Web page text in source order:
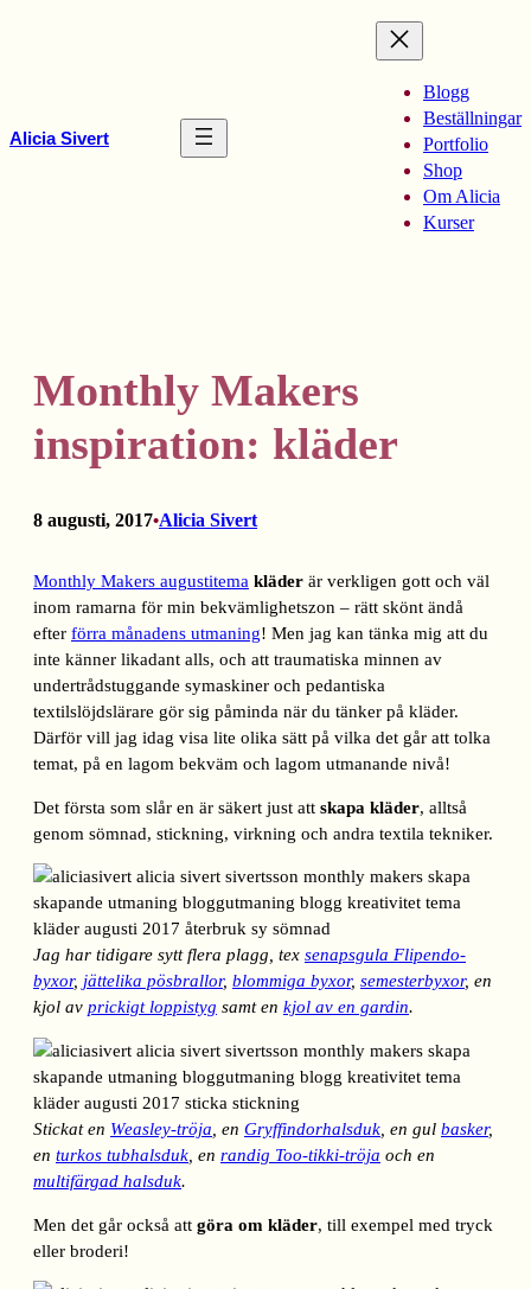
Alicia Sivert
Blogg
Beställningar
Portfolio
Shop
Om Alicia
Kurser
Monthly Makers
inspiration: kläder
8 augusti, 2017•Alicia Sivert
Monthly Makers augustitema kläder är verkligen gott och väl
inom ramarna för min bekvämlighetszon – rätt skönt ändå
efter förra månadens utmaning! Men jag kan tänka mig att du
inte känner likadant alls, och att traumatiska minnen av
undertrådstuggande symaskiner och pedantiska
textilslöjdslärare gör sig påminda när du tänker på kläder.
Därför vill jag idag visa lite olika sätt på vilka det går att tolka
temat, på en lagom bekväm och lagom utmanande nivå!
Det första som slår en är säkert just att skapa kläder, alltså
genom sömnad, stickning, virkning och andra textila tekniker.
Jag har tidigare sytt flera plagg, tex senapsgula Flipendo-
byxor, jättelika pösbrallor, blommiga byxor, semesterbyxor, en
kjol av prickigt loppistyg samt en kjol av en gardin.
Stickat en Weasley-tröja , en Gryffindorhalsduk , en gul basker,
en turkos tubhalsduk , en randig Too-tikki-tröja och en
multifärgad halsduk.
Men det går också att göra om kläder, till exempel med tryck
eller broderi!